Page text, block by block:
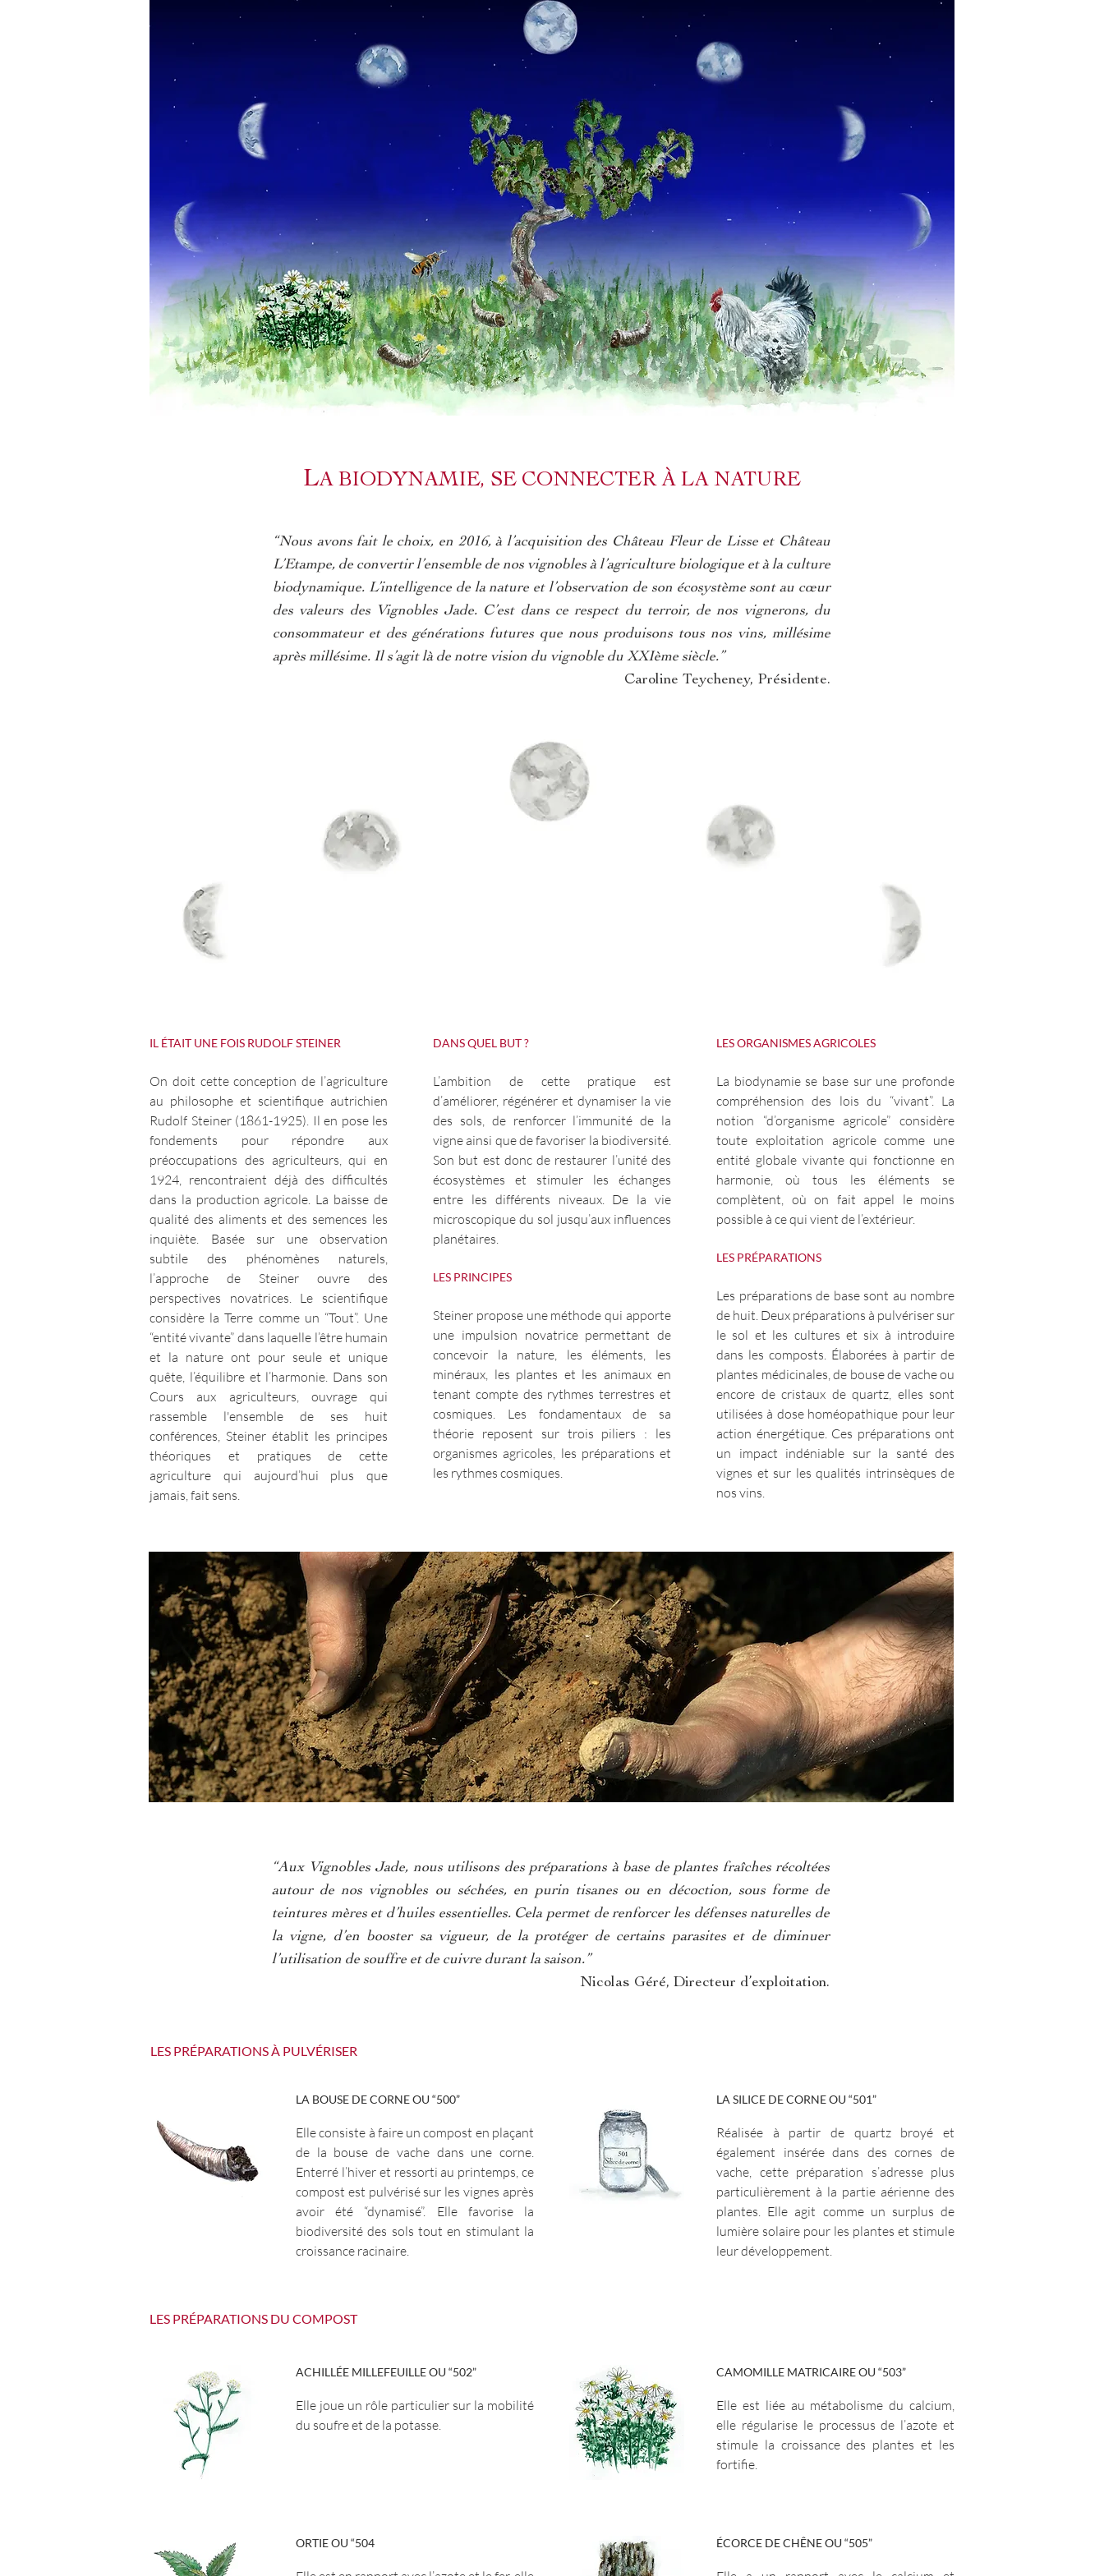
LA BIODYNAMIE, SE CONNECTER À LA NATURE
“Nous avons fait le choix, en 2016, à l’acquisition des Château Fleur de Lisse et Château
L’Etampe, de convertir l’ensemble de nos vignobles à l’agriculture biologique et à la culture
biodynamique. L’intelligence de la nature et l’observation de son écosystème sont au cœur
des valeurs des Vignobles Jade. C’est dans ce respect du terroir, de nos vignerons, du
consommateur et des générations futures que nous produisons tous nos vins, millésime
après millésime. Il s’agit là de notre vision du vignoble du XXIème siècle.”
Caroline Teycheney, Présidente.
IL ÉTAIT UNE FOIS RUDOLF STEINER
On doit cette conception de l’agriculture
au philosophe et scientifique autrichien
Rudolf Steiner (1861-1925). Il en pose les
fondements pour répondre aux
préoccupations des agriculteurs, qui en
1924, rencontraient déjà des difficultés
dans la production agricole. La baisse de
qualité des aliments et des semences les
inquiète. Basée sur une observation
subtile des phénomènes naturels,
l’approche de Steiner ouvre des
perspectives novatrices. Le scientifique
considère la Terre comme un “Tout”. Une
“entité vivante” dans laquelle l’être humain
et la nature ont pour seule et unique
quête, l’équilibre et l’harmonie. Dans son
Cours aux agriculteurs, ouvrage qui
rassemble l'ensemble de ses huit
conférences, Steiner établit les principes
théoriques et pratiques de cette
agriculture qui aujourd’hui plus que
jamais, fait sens.
DANS QUEL BUT ?
L’ambition de cette pratique est
d’améliorer, régénérer et dynamiser la vie
des sols, de renforcer l’immunité de la
vigne ainsi que de favoriser la biodiversité.
Son but est donc de restaurer l’unité des
écosystèmes et stimuler les échanges
entre les différents niveaux. De la vie
microscopique du sol jusqu’aux influences
planétaires.
LES PRINCIPES
Steiner propose une méthode qui apporte
une impulsion novatrice permettant de
concevoir la nature, les éléments, les
minéraux, les plantes et les animaux en
tenant compte des rythmes terrestres et
cosmiques. Les fondamentaux de sa
théorie reposent sur trois piliers : les
organismes agricoles, les préparations et
les rythmes cosmiques.
LES ORGANISMES AGRICOLES
La biodynamie se base sur une profonde
compréhension des lois du “vivant”. La
notion “d’organisme agricole” considère
toute exploitation agricole comme une
entité globale vivante qui fonctionne en
harmonie, où tous les éléments se
complètent, où on fait appel le moins
possible à ce qui vient de l’extérieur.
LES PRÉPARATIONS
Les préparations de base sont au nombre
de huit. Deux préparations à pulvériser sur
le sol et les cultures et six à introduire
dans les composts. Élaborées à partir de
plantes médicinales, de bouse de vache ou
encore de cristaux de quartz, elles sont
utilisées à dose homéopathique pour leur
action énergétique. Ces préparations ont
un impact indéniable sur la santé des
vignes et sur les qualités intrinsèques de
nos vins.
“Aux Vignobles Jade, nous utilisons des préparations à base de plantes fraîches récoltées
autour de nos vignobles ou séchées, en purin tisanes ou en décoction, sous forme de
teintures mères et d’huiles essentielles. Cela permet de renforcer les défenses naturelles de
la vigne, d’en booster sa vigueur, de la protéger de certains parasites et de diminuer
l’utilisation de souffre et de cuivre durant la saison.”
Nicolas Géré, Directeur d’exploitation.
LES PRÉPARATIONS À PULVÉRISER
LA BOUSE DE CORNE OU “500”
Elle consiste à faire un compost en plaçant
de la bouse de vache dans une corne.
Enterré l’hiver et ressorti au printemps, ce
compost est pulvérisé sur les vignes après
avoir été “dynamisé”. Elle favorise la
biodiversité des sols tout en stimulant la
croissance racinaire.
LA SILICE DE CORNE OU “501”
Réalisée à partir de quartz broyé et
également insérée dans des cornes de
vache, cette préparation s’adresse plus
particulièrement à la partie aérienne des
plantes. Elle agit comme un surplus de
lumière solaire pour les plantes et stimule
leur développement.
LES PRÉPARATIONS DU COMPOST
ACHILLÉE MILLEFEUILLE OU “502”
Elle joue un rôle particulier sur la mobilité
du soufre et de la potasse.
CAMOMILLE MATRICAIRE OU “503”
Elle est liée au métabolisme du calcium,
elle régularise le processus de l’azote et
stimule la croissance des plantes et les
fortifie.
ORTIE OU “504 ÉCORCE DE CHÊNE OU “505”